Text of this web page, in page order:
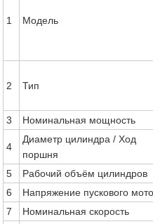
1 Модель
2 Тип
3
Номинальная мощность
4
Диаметр цилиндра / Ход
поршня
5 Рабочий объём цилиндров
6
Напряжение пускового
7
Номинальная скорость